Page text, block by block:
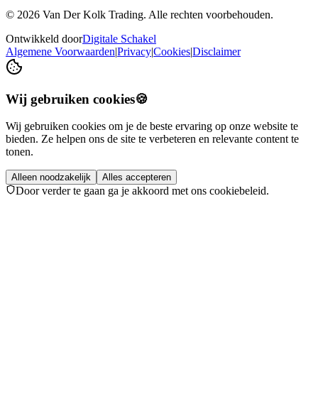
© 2026 Van Der Kolk Trading. Alle rechten voorbehouden.
Ontwikkeld doorDigitale Schakel
Algemene Voorwaarden|Privacy|Cookies|Disclaimer
Wij gebruiken cookies🍪
Wij gebruiken cookies om je de beste ervaring op onze website te
bieden. Ze helpen ons de site te verbeteren en relevante content te
tonen.
Alleen noodzakelijk Alles accepteren
Door verder te gaan ga je akkoord met ons cookiebeleid.